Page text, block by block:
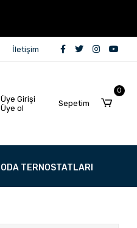
İletişim
Üye Girişi
Üye ol
Sepetim
0
ODA TERNOSTATLARI